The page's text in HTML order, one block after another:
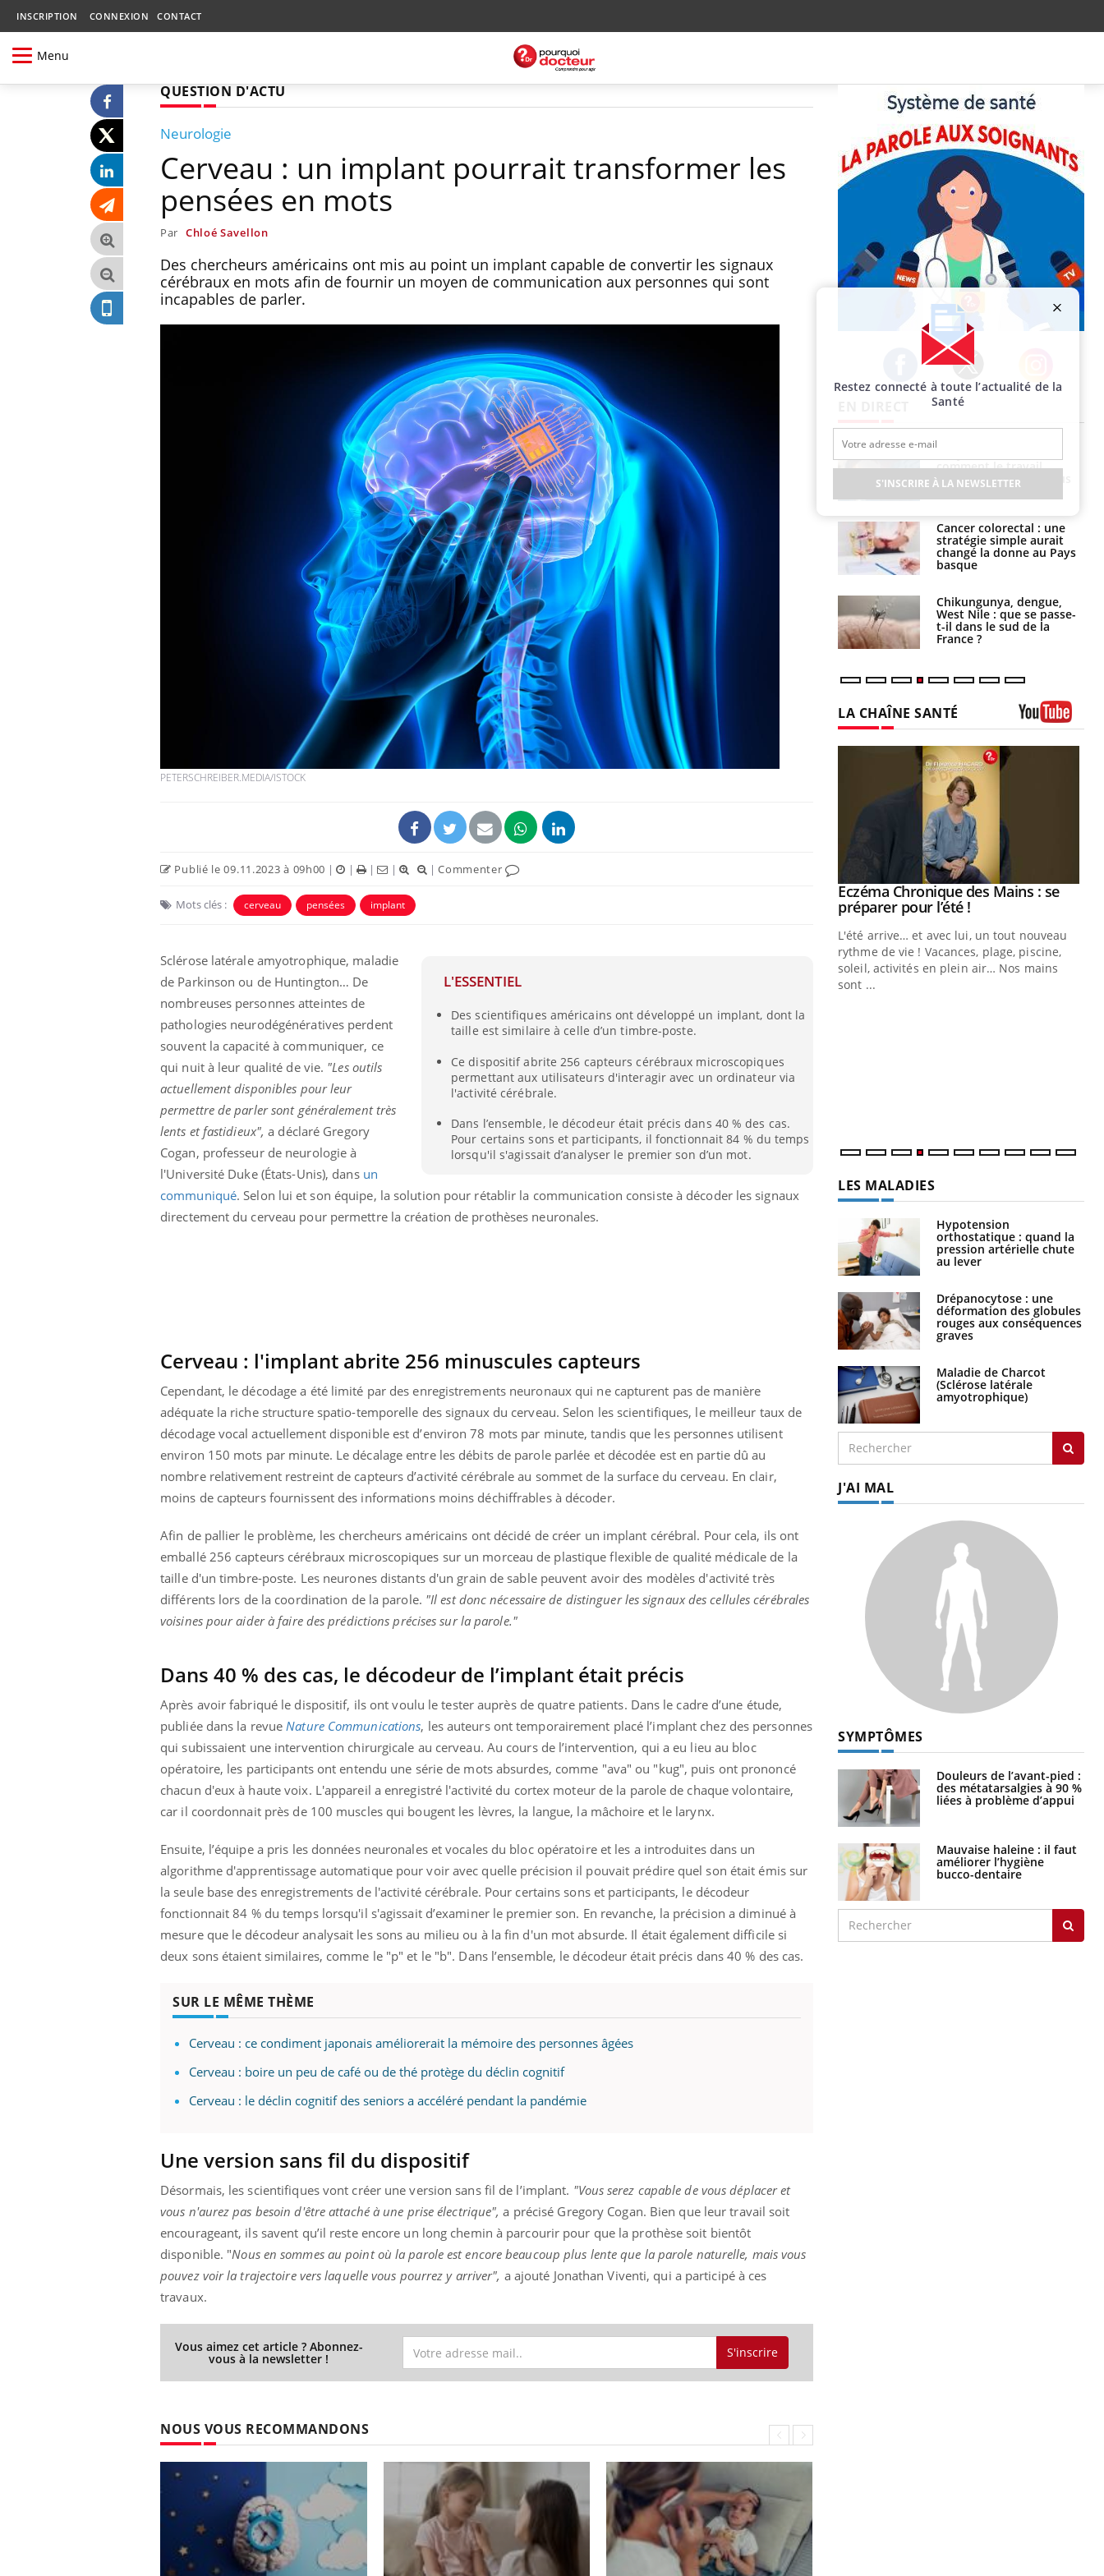
INSCRIPTION CONNEXION CONTACT
Menu
QUESTION D'ACTU
Neurologie
Cerveau : un implant pourrait transformer les
pensées en mots
Par Chloé Savellon
Des chercheurs américains ont mis au point un implant capable de convertir les signaux
cérébraux en mots afin de fournir un moyen de communication aux personnes qui sont
incapables de parler.
PETERSCHREIBER.MEDIA/ISTOCK
Publié le 09.11.2023 à 09h00 | | | | |Commenter
Mots clés : cerveau pensées implant
L'ESSENTIEL
Des scientifiques américains ont développé un implant, dont la
taille est similaire à celle d’un timbre-poste.
Ce dispositif abrite 256 capteurs cérébraux microscopiques
permettant aux utilisateurs d'interagir avec un ordinateur via
l'activité cérébrale.
Dans l’ensemble, le décodeur était précis dans 40 % des cas.
Pour certains sons et participants, il fonctionnait 84 % du temps
lorsqu'il s'agissait d’analyser le premier son d’un mot.
Sclérose latérale amyotrophique, maladie
de Parkinson ou de Huntington… De
nombreuses personnes atteintes de
pathologies neurodégénératives perdent
souvent la capacité à communiquer, ce
qui nuit à leur qualité de vie. "Les outils
actuellement disponibles pour leur
permettre de parler sont généralement très
lents et fastidieux", a déclaré Gregory
Cogan, professeur de neurologie à
l'Université Duke (États-Unis), dans un
communiqué. Selon lui et son équipe, la solution pour rétablir la communication consiste à décoder les signaux
directement du cerveau pour permettre la création de prothèses neuronales.
Cerveau : l'implant abrite 256 minuscules capteurs
Cependant, le décodage a été limité par des enregistrements neuronaux qui ne capturent pas de manière
adéquate la riche structure spatio-temporelle des signaux du cerveau. Selon les scientifiques, le meilleur taux de
décodage vocal actuellement disponible est d’environ 78 mots par minute, tandis que les personnes utilisent
environ 150 mots par minute. Le décalage entre les débits de parole parlée et décodée est en partie dû au
nombre relativement restreint de capteurs d’activité cérébrale au sommet de la surface du cerveau. En clair,
moins de capteurs fournissent des informations moins déchiffrables à décoder.
Afin de pallier le problème, les chercheurs américains ont décidé de créer un implant cérébral. Pour cela, ils ont
emballé 256 capteurs cérébraux microscopiques sur un morceau de plastique flexible de qualité médicale de la
taille d'un timbre-poste. Les neurones distants d'un grain de sable peuvent avoir des modèles d'activité très
différents lors de la coordination de la parole. "Il est donc nécessaire de distinguer les signaux des cellules cérébrales
voisines pour aider à faire des prédictions précises sur la parole."
Dans 40 % des cas, le décodeur de l’implant était précis
Après avoir fabriqué le dispositif, ils ont voulu le tester auprès de quatre patients. Dans le cadre d’une étude,
publiée dans la revueNature Communications, les auteurs ont temporairement placé l’implant chez des personnes
qui subissaient une intervention chirurgicale au cerveau. Au cours de l’intervention, qui a eu lieu au bloc
opératoire, les participants ont entendu une série de mots absurdes, comme "ava" ou "kug", puis ont prononcé
chacun d'eux à haute voix. L'appareil a enregistré l'activité du cortex moteur de la parole de chaque volontaire,
car il coordonnait près de 100 muscles qui bougent les lèvres, la langue, la mâchoire et le larynx.
Ensuite, l’équipe a pris les données neuronales et vocales du bloc opératoire et les a introduites dans un
algorithme d'apprentissage automatique pour voir avec quelle précision il pouvait prédire quel son était émis sur
la seule base des enregistrements de l'activité cérébrale. Pour certains sons et participants, le décodeur
fonctionnait 84 % du temps lorsqu'il s'agissait d’examiner le premier son. En revanche, la précision a diminué à
mesure que le décodeur analysait les sons au milieu ou à la fin d'un mot absurde. Il était également difficile si
deux sons étaient similaires, comme le "p" et le "b". Dans l’ensemble, le décodeur était précis dans 40 % des cas.
SUR LE MÊME THÈME
Cerveau : ce condiment japonais améliorerait la mémoire des personnes âgées
Cerveau : boire un peu de café ou de thé protège du déclin cognitif
Cerveau : le déclin cognitif des seniors a accéléré pendant la pandémie
Une version sans fil du dispositif
Désormais, les scientifiques vont créer une version sans fil de l’implant. "Vous serez capable de vous déplacer et
vous n'aurez pas besoin d'être attaché à une prise électrique", a précisé Gregory Cogan. Bien que leur travail soit
encourageant, ils savent qu’il reste encore un long chemin à parcourir pour que la prothèse soit bientôt
disponible. "Nous en sommes au point où la parole est encore beaucoup plus lente que la parole naturelle, mais vous
pouvez voir la trajectoire vers laquelle vous pourrez y arriver", a ajouté Jonathan Viventi, qui a participé à ces
travaux.
Vous aimez cet article ? Abonnez-
vous à la newsletter ! S'inscrire
NOUS VOUS RECOMMANDONS
Facebook Twitter Instagram
modifient votre cerveau !
sensible ou simplement
Bébés, jeunes enfants :
Syndrome métabolique :
quels sont les meilleurs
exercices physiques ?
Comment éviter une otite
pendant les vacances ?
Hantavirus : un cas
détecté chez un touriste
en France
Mortalité infantile : un
rapport s’interroge sur
son taux élevé en France
Grossesse à risque : ce jus
naturel attire l'attention
Comment oublier les
écrans en vacances ?
comment le travail
empiète de plus en plus
sur nos soirées
Cancer colorectal : une
stratégie simple aurait
changé la donne au Pays
basque
Chikungunya, dengue,
West Nile : que se passe-
t-il dans le sud de la
France ?
LA CHAÎNE SANTÉ
Eczéma Chronique des Mains :
expliquer ma maladie Youtube
d'autres non ! D'un côté, poser des
questions sur la maladie d'un proche c'est
Youtube
Carence en fer : comprendre pour
prévenirYoutube
même alopécie… Les symptômes de la
carence en fer sont multiples ce qui la rend
...
Youtube
Eczéma Chronique des Mains : se
préparer pour l’été !Youtube
L'été arrive… et avec lui, un tout nouveau
rythme de vie ! Vacances, plage, piscine,
soleil, activités en plein air… Nos mains
sont ...
LES MALADIES
Hypotension
orthostatique : quand la
pression artérielle chute
au lever
Drépanocytose : une
déformation des globules
rouges aux conséquences
graves
Maladie de Charcot
(Sclérose latérale
amyotrophique)
J'AI MAL
SYMPTÔMES
Douleurs de l’avant-pied :
des métatarsalgies à 90 %
liées à problème d’appui
Mauvaise haleine : il faut
améliorer l’hygiène
bucco-dentaire
Restez connecté à toute l’actualité de la
Santé
S'INSCRIRE À LA NEWSLETTER